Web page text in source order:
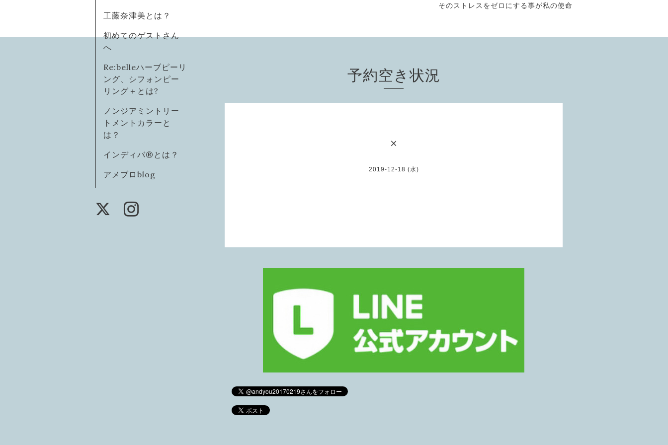
そのストレスをゼロにする事が私の使命
工藤奈津美とは？
初めてのゲストさん
へ
Re:belleハーブピーリ
ング、シフォンピー
リング＋とは?
ノンジアミントリー
トメントカラーと
は？
インディバ®️とは？
アメブロblog
予約空き状況
×
2019-12-18 (水)